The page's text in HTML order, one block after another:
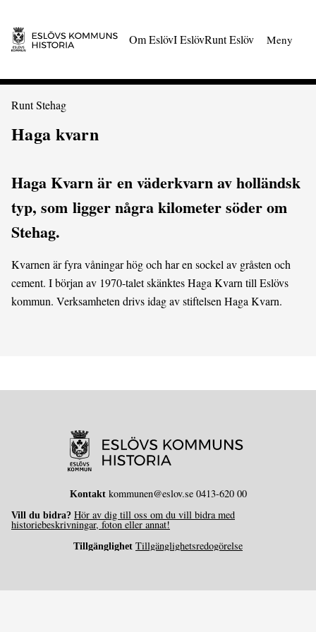
Om EslövI EslövRunt Eslöv Meny
Du är här:
Runt Stehag
Haga kvarn
Haga Kvarn är en väderkvarn av holländsk
typ, som ligger några kilometer söder om
Stehag.
Kvarnen är fyra våningar hög och har en sockel av gråsten och
cement. I början av 1970-talet skänktes Haga Kvarn till Eslövs
kommun. Verksamheten drivs idag av stiftelsen Haga Kvarn.
Kontaktkommunen@eslov.se 0413-620 00
Vill du bidra? Hör av dig till oss om du vill bidra med
historiebeskrivningar, foton eller annat!
Tillgänglighet Tillgänglighetsredogörelse